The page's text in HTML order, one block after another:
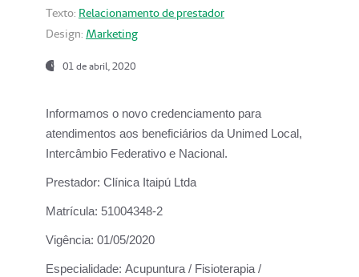
Texto: Relacionamento de prestador
Design: Marketing
01 de abril, 2020
Informamos o novo credenciamento para
atendimentos aos beneficiários da Unimed Local,
Intercâmbio Federativo e Nacional.
Prestador: Clínica Itaipú Ltda
Matrícula: 51004348-2
Vigência: 01/05/2020
Especialidade: Acupuntura / Fisioterapia /